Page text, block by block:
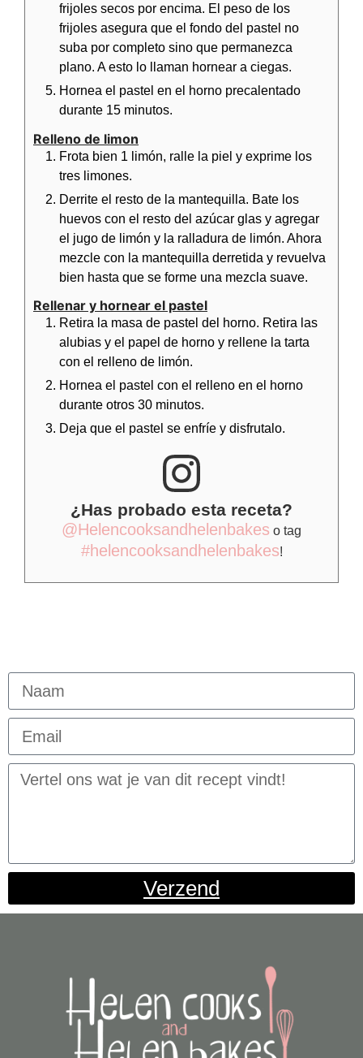
frijoles secos por encima. El peso de los
frijoles asegura que el fondo del pastel no
suba por completo sino que permanezca
plano. A esto lo llaman hornear a ciegas.
Hornea el pastel en el horno precalentado
durante 15 minutos.
Relleno de limon
Frota bien 1 limón, ralle la piel y exprime los
tres limones.
Derrite el resto de la mantequilla. Bate los
huevos con el resto del azúcar glas y agregar
el jugo de limón y la ralladura de limón. Ahora
mezcle con la mantequilla derretida y revuelva
bien hasta que se forme una mezcla suave.
Rellenar y hornear el pastel
Retira la masa de pastel del horno. Retira las
alubias y el papel de horno y rellene la tarta
con el relleno de limón.
Hornea el pastel con el relleno en el horno
durante otros 30 minutos.
Deja que el pastel se enfríe y disfrutalo.
¿Has probado esta receta?
@Helencooksandhelenbakes o tag
#helencooksandhelenbakes!
Verzend